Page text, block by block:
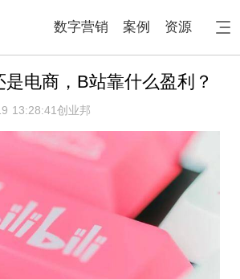
数字营销 案例 资源
电商，B站靠什么盈利？
13:28:41创业邦